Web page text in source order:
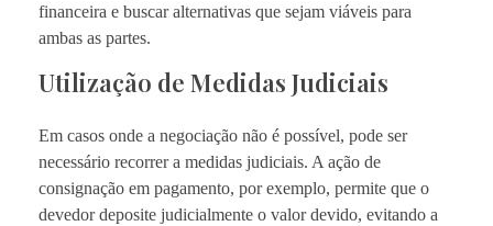
financeira e buscar alternativas que sejam viáveis para
ambas as partes.
Utilização de Medidas Judiciais
Em casos onde a negociação não é possível, pode ser
necessário recorrer a medidas judiciais. A ação de
consignação em pagamento, por exemplo, permite que o
devedor deposite judicialmente o valor devido, evitando a